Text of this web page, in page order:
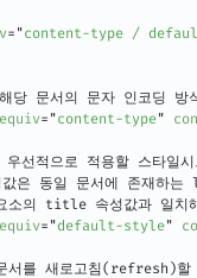
= "content-type /
문서의 문자 인코딩 방
= "content-type"
적으로 적용할 스타일시
= "default-style"
를 새로고침(refresh)할